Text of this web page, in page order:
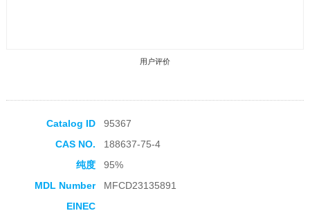
用户评价
Catalog ID
95367
CAS NO.
188637-75-4
纯度
95%
MDL Number
MFCD23135891
EINEC